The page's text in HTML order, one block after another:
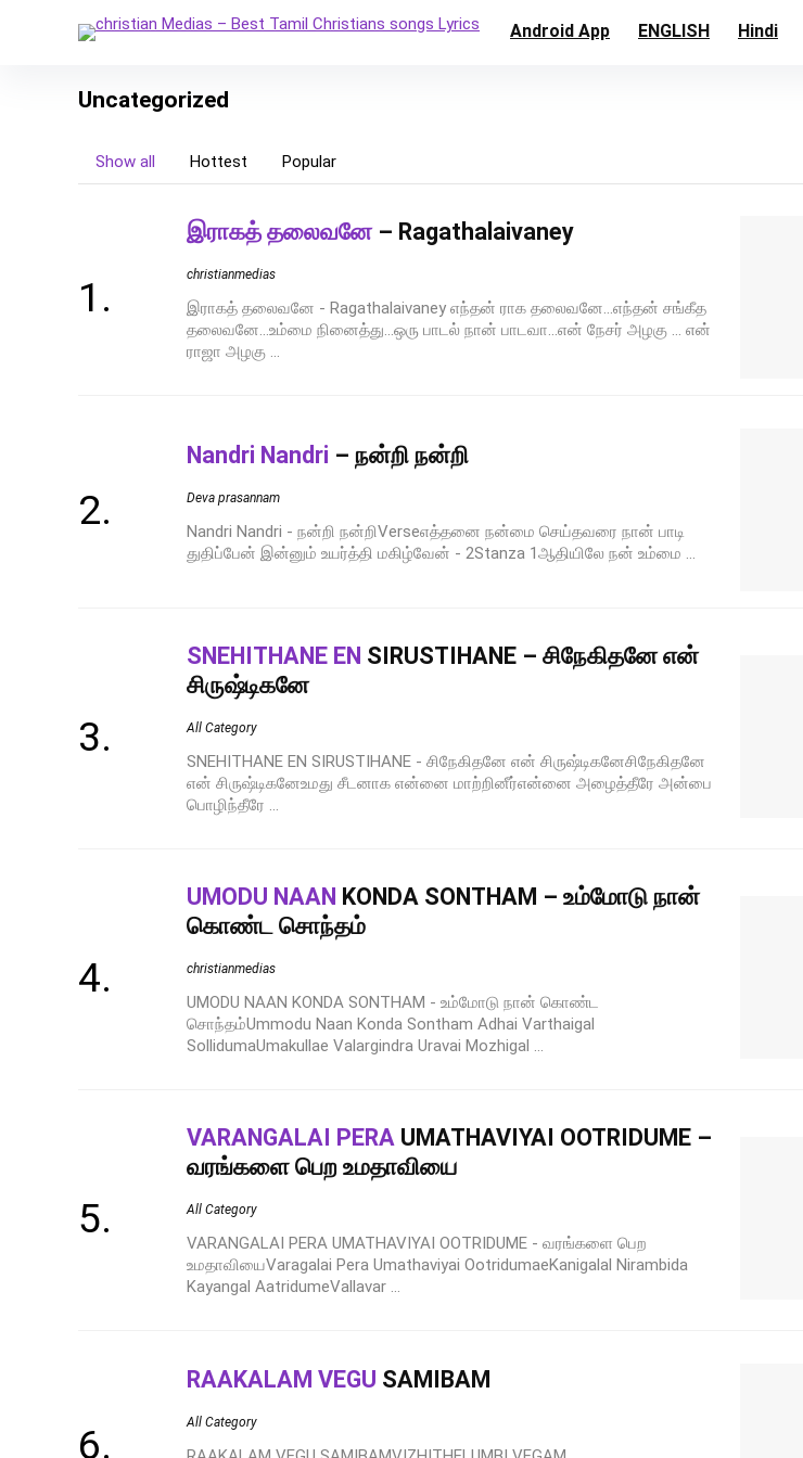
Android App ENGLISH Hindi
Uncategorized
Show all Hottest Popular
இராகத் தலைவனே– Ragathalaivaney
christianmedias
இராகத் தலைவனே - Ragathalaivaney எந்தன் ராக தலைவனே...எந்தன் சங்கீத
தலைவனே...உம்மை நினைத்து...ஒரு பாடல் நான் பாடவா...என் நேசர் அழகு … என்
ராஜா அழகு ...
Nandri Nandri – நன்றி நன்றி
Deva prasannam
Nandri Nandri - நன்றி நன்றிVerseஎத்தனை நன்மை செய்தவரை நான் பாடி
துதிப்பேன் இன்னும் உயர்த்தி மகிழ்வேன் - 2Stanza 1ஆதியிலே நன் உம்மை ...
SNEHITHANE EN SIRUSTIHANE – சிநேகிதனே என்
சிருஷ்டிகனே
All Category
SNEHITHANE EN SIRUSTIHANE - சிநேகிதனே என் சிருஷ்டிகனேசிநேகிதனே
என் சிருஷ்டிகனேஉமது சீடனாக என்னை மாற்றினீர்என்னை அழைத்தீரே அன்பை
பொழிந்தீரே ...
UMODU NAAN KONDA SONTHAM – உம்மோடு நான்
கொண்ட சொந்தம்
christianmedias
UMODU NAAN KONDA SONTHAM - உம்மோடு நான் கொண்ட
சொந்தம்Ummodu Naan Konda Sontham Adhai Varthaigal
SollidumaUmakullae Valargindra Uravai Mozhigal ...
VARANGALAI PERA UMATHAVIYAI OOTRIDUME –
வரங்களை பெற உமதாவியை
All Category
VARANGALAI PERA UMATHAVIYAI OOTRIDUME - வரங்களை பெற
உமதாவியைVaragalai Pera Umathaviyai OotridumaeKanigalal Nirambida
Kayangal AatridumeVallavar ...
RAAKALAM VEGU SAMIBAM
All Category